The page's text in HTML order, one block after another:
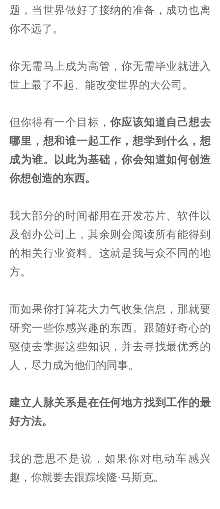
题，当世界做好了接纳的准备，成功也离
你不远了。
你无需马上成为高管，你无需毕业就进入
世上最了不起、能改变世界的大公司。
但你得有一个目标，你应该知道自己想去
哪里，想和谁一起工作，想学到什么，想
成为谁。以此为基础，你会知道如何创造
你想创造的东西。
我大部分的时间都用在开发芯片、软件以
及创办公司上，其余则会阅读所有能得到
的相关行业资料。这就是我与众不同的地
方。
而如果你打算花大力气收集信息，那就要
研究一些你感兴趣的东西。跟随好奇心的
驱使去掌握这些知识，并去寻找最优秀的
人，尽力成为他们的同事。
建立人脉关系是在任何地方找到工作的最
好方法。
我的意思不是说，如果你对电动车感兴
趣，你就要去跟踪埃隆·马斯克。